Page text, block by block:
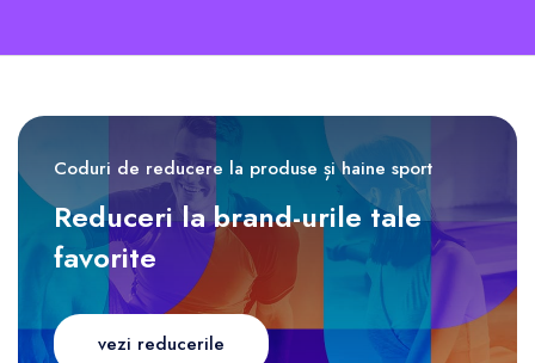
Coduri de reducere la produse și haine sport
Reduceri la brand-urile tale
favorite
vezi reducerile